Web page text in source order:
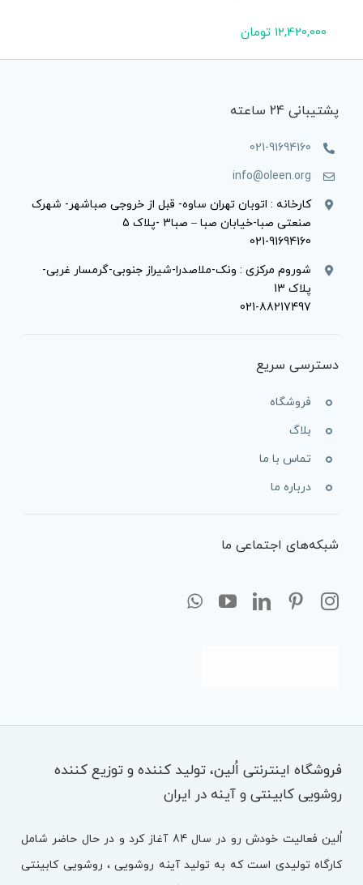
12,420,000 تومان
پشتیبانی 24 ساعته
021-91694160
info@oleen.org
کارخانه : اتوبان تهران ساوه- قبل از خروجی صباشهر- شهرک
صنعتی صبا-خیابان صبا – صبا3 -پلاک 5
021-91694160
شوروم مرکزی : ونک-ملاصدرا-شیراز جنوبی-گرمسار غربی-
پلاک 13
021-88217497
دسترسی سریع
فروشگاه
بلاگ
تماس با ما
درباره ما
شبکه‌های اجتماعی ما
فروشگاه اینترنتی اُلین، تولید کننده و توزیع کننده
روشویی کابینتی و آینه در ایران
اُلین فعالیت خودش رو در سال 84 آغاز کرد و در حال حاضر شامل
کارگاه تولیدی است که به تولید آینه روشویی ، روشویی کابینتی